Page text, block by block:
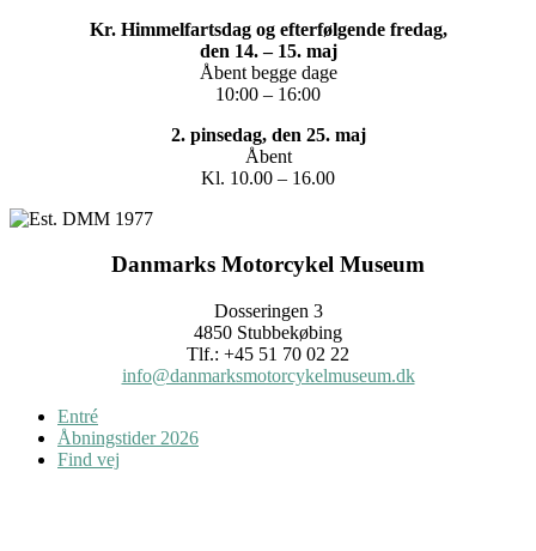
Kr. Himmelfartsdag og efterfølgende fredag,
den 14. – 15. maj
Åbent begge dage
10:00 – 16:00
2. pinsedag, den 25. maj
Åbent
Kl. 10.00 – 16.00
Danmarks Motorcykel Museum
Dosseringen 3
4850 Stubbekøbing
Tlf.: +45 51 70 02 22
info@danmarksmotorcykelmuseum.dk
Entré
Åbningstider 2026
Find vej